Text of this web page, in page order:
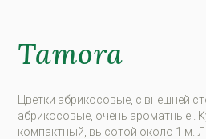
Tamora
Цветки абрикосовые, с внешней
абрикосовые, очень ароматные .
компактный, высотой около 1 м.